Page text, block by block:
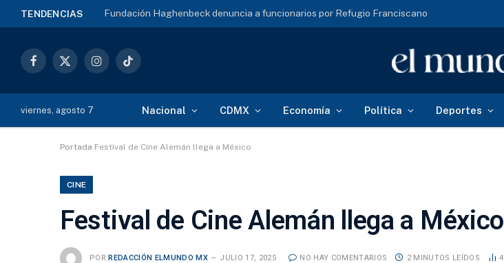
TENDENCIAS Fundación Haghenbeck denuncia a funcionarios por Refugio Franciscano
Facebook
X
InstagramTikTok
viernes, agosto 7 Nacional CDMX Economía Política Deportes
Portada Festival de Cine Alemán llega a México
CINE
Festival de Cine Alemán llega a México
POR REDACCIÓN ELMUNDO MX JULIO 17, 2025 NO HAY COMENTARIOS 2 MINUTOS LEÍDOS 4